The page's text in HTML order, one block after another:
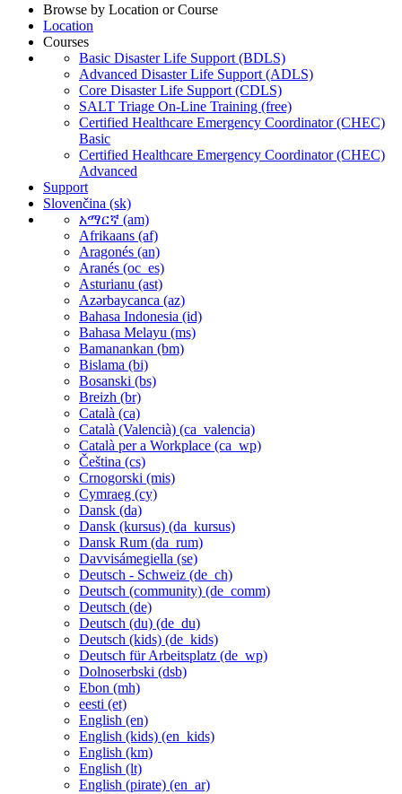
Browse by Location or Course
Location
Courses
Basic Disaster Life Support (BDLS)
Advanced Disaster Life Support (ADLS)
Core Disaster Life Support (CDLS)
SALT Triage On-Line Training (free)
Certified Healthcare Emergency Coordinator (CHEC)
Basic
Certified Healthcare Emergency Coordinator (CHEC)
Advanced
Support
Slovenčina ‎(sk)‎
አማርኛ ‎(am)‎
Afrikaans ‎(af)‎
Aragonés ‎(an)‎
Aranés ‎(oc_es)‎
Asturianu ‎(ast)‎
Azərbaycanca ‎(az)‎
Bahasa Indonesia ‎(id)‎
Bahasa Melayu ‎(ms)‎
Bamanankan ‎(bm)‎
Bislama ‎(bi)‎
Bosanski ‎(bs)‎
Breizh ‎(br)‎
Català ‎(ca)‎
Català (Valencià) ‎(ca_valencia)‎
Català per a Workplace ‎(ca_wp)‎
Čeština ‎(cs)‎
Crnogorski ‎(mis)‎
Cymraeg ‎(cy)‎
Dansk ‎(da)‎
Dansk (kursus) ‎(da_kursus)‎
Dansk Rum ‎(da_rum)‎
Davvisámegiella ‎(se)‎
Deutsch - Schweiz ‎(de_ch)‎
Deutsch (community) ‎(de_comm)‎
Deutsch ‎(de)‎
Deutsch (du) ‎(de_du)‎
Deutsch (kids) ‎(de_kids)‎
Deutsch für Arbeitsplatz ‎(de_wp)‎
Dolnoserbski ‎(dsb)‎
Ebon ‎(mh)‎
eesti ‎(et)‎
English ‎(en)‎
English (kids) ‎(en_kids)‎
English ‎(km)‎
English ‎(lt)‎
English (pirate) ‎(en_ar)‎